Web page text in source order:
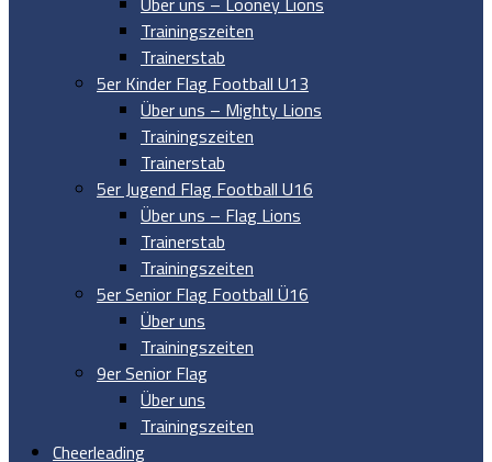
Trainingszeiten
Trainerstab
5er Kinder Flag Football U13
Über uns – Mighty Lions
Trainingszeiten
Trainerstab
5er Jugend Flag Football U16
Über uns – Flag Lions
Trainerstab
Trainingszeiten
5er Senior Flag Football Ü16
Über uns
Trainingszeiten
9er Senior Flag
Über uns
Trainingszeiten
Cheerleading